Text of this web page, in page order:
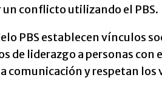
un conflicto utilizando el PBS.
PBS establecen vínculos
de liderazgo a personas con
comunicación y respetan los